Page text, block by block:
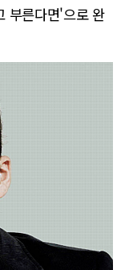
부른다면'으로 완